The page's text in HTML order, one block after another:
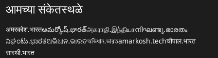
आमच्या संकेतस्थळे
अमरकोश.भारतఅమర్కోష్.భారత్அகராதி.இந்தியாനിഘണ്ടു.ഭാരതം
ನಿಘಂಟು.ಭಾರತଅଭିଧାନ.ଭାରତঅভিধান.ভারতamarkosh.techचौपाल.भारत
सारथी.भारत